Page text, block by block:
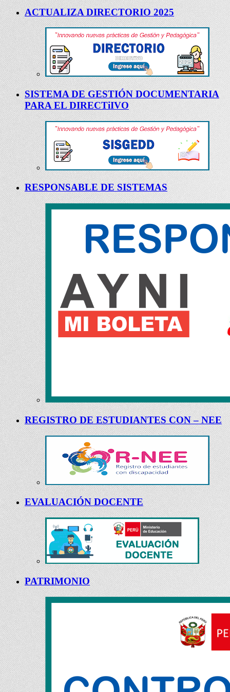
ACTUALIZA DIRECTORIO 2025
SISTEMA DE GESTIÓN DOCUMENTARIA
PARA EL DIRECTiIVO
RESPONSABLE DE SISTEMAS
REGISTRO DE ESTUDIANTES CON – NEE
EVALUACIÓN DOCENTE
PATRIMONIO